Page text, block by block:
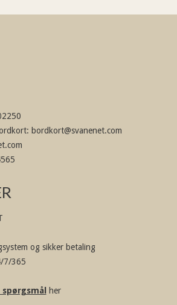
: bordkort@svanenet.com
og sikker betaling
7/365
her